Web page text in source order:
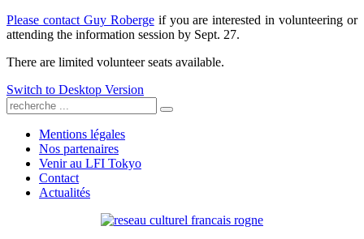
Please contact Guy Robergeif you are interested in volunteering or
attending the information session by Sept. 27.
There are limited volunteer seats available.
Switch to Desktop Version
Mentions légales
Nos partenaires
Venir au LFI Tokyo
Contact
Actualités